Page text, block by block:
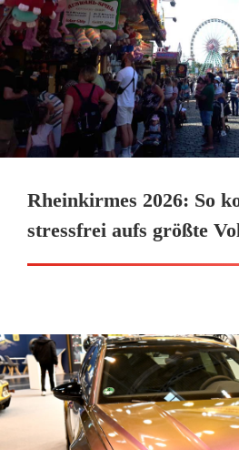
Rheinkirmes 2026: So
stressfrei aufs größte